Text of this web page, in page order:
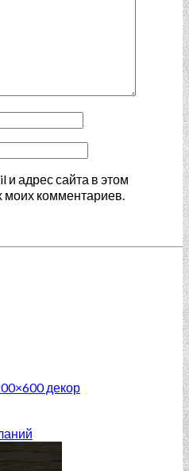
и адрес сайта в этом
моих комментариев.
декор